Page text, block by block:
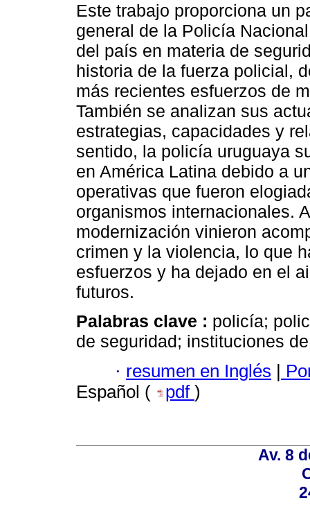
Este trabajo proporciona un
general de la Policía
del país en materia de
historia de la fuerza policial,
más recientes esfuerzos de
También se analizan sus
estrategias, capacidades y
sentido, la policía uruguaya
en América Latina debido a
operativas que fueron
organismos internacionales.
modernización vinieron
crimen y la violencia, lo que
esfuerzos y ha dejado en el
futuros.
Palabras clave : policía;
de seguridad; instituciones
· resumen en Inglés |
Español (
pdf )
Av. 8